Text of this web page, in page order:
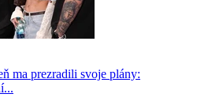
ma prezradili svoje plány: